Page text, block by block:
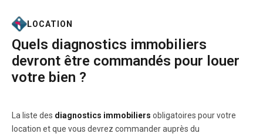
LOCATION
Quels diagnostics immobiliers
devront être commandés pour louer
votre bien ?
La liste des diagnostics immobiliers obligatoires pour votre
location et que vous devrez commander auprès du